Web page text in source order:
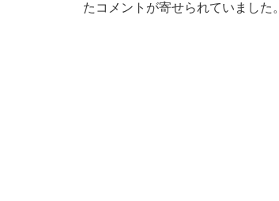
たコメントが寄せられていました。